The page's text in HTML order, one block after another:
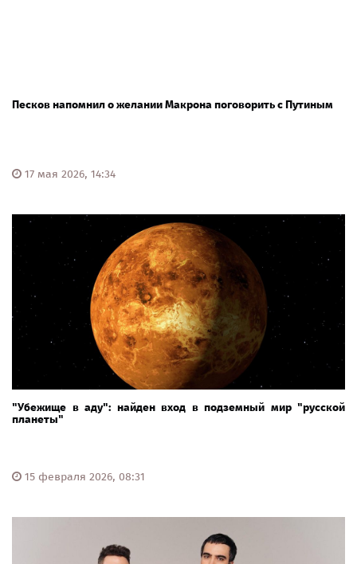
Песков напомнил о желании Макрона поговорить с Путиным
17 мая 2026, 14:34
"Убежище в аду": найден вход в подземный мир "русской
планеты"
15 февраля 2026, 08:31